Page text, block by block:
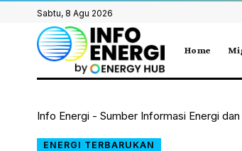
Sabtu, 8 Agu 2026
Home
Info Energi - Sumber Informasi Energi
ENERGI TERBARUKAN